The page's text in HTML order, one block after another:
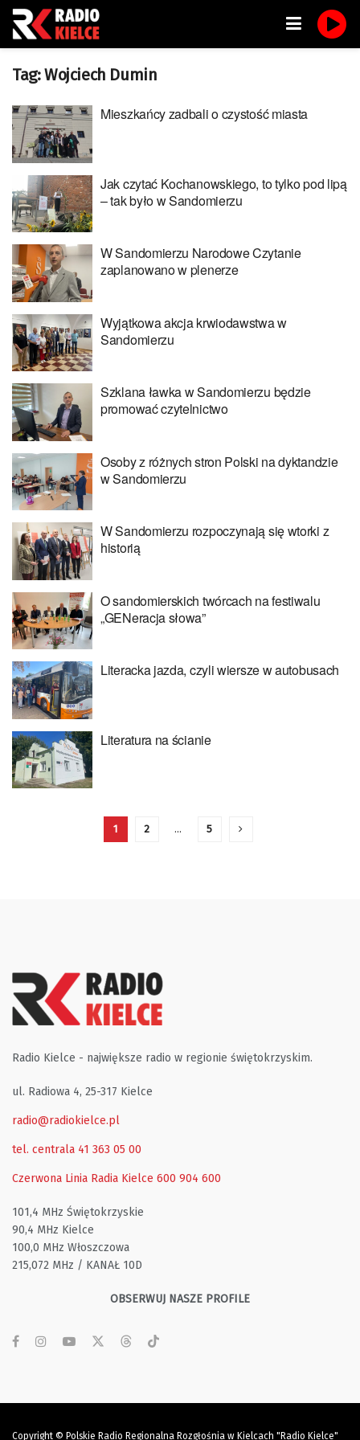
Tag:Wojciech Dumin
Mieszkańcy zadbali o czystość miasta
Jak czytać Kochanowskiego, to tylko pod lipą
– tak było w Sandomierzu
W Sandomierzu Narodowe Czytanie
zaplanowano w plenerze
Wyjątkowa akcja krwiodawstwa w
Sandomierzu
Szklana ławka w Sandomierzu będzie
promować czytelnictwo
Osoby z różnych stron Polski na dyktandzie
w Sandomierzu
W Sandomierzu rozpoczynają się wtorki z
historią
O sandomierskich twórcach na festiwalu
„GENeracja słowa”
Literacka jazda, czyli wiersze w autobusach
Literatura na ścianie
1 2 … 5
Radio Kielce - największe radio w regionie świętokrzyskim.
ul. Radiowa 4, 25-317 Kielce
radio@radiokielce.pl
tel. centrala 41 363 05 00
Czerwona Linia Radia Kielce 600 904 600
101,4 MHz Świętokrzyskie
90,4 MHz Kielce
100,0 MHz Włoszczowa
215,072 MHz / KANAŁ 10D
OBSERWUJ NASZE PROFILE
Copyright © Polskie Radio Regionalna Rozgłośnia w Kielcach "Radio Kielce"